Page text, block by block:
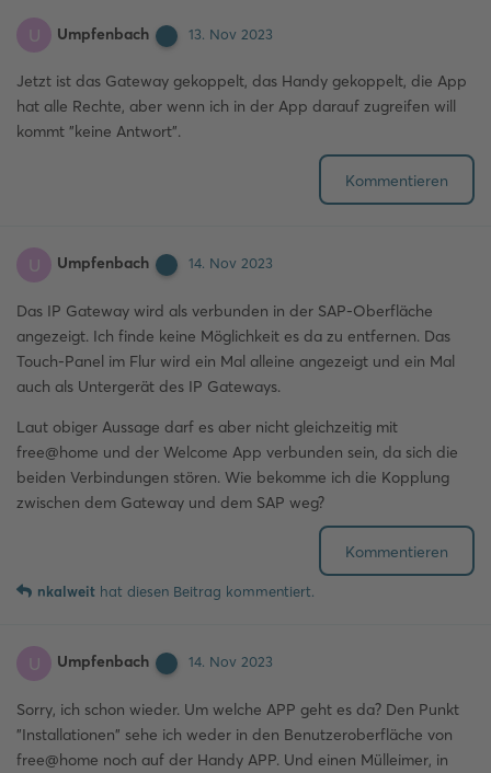
U Umpfenbach 13. Nov 2023
Jetzt ist das Gateway gekoppelt, das Handy gekoppelt, die App
hat alle Rechte, aber wenn ich in der App darauf zugreifen will
kommt "keine Antwort".
Kommentieren
U Umpfenbach 14. Nov 2023
Das IP Gateway wird als verbunden in der SAP-Oberfläche
angezeigt. Ich finde keine Möglichkeit es da zu entfernen. Das
Touch-Panel im Flur wird ein Mal alleine angezeigt und ein Mal
auch als Untergerät des IP Gateways.
Laut obiger Aussage darf es aber nicht gleichzeitig mit
free@home und der Welcome App verbunden sein, da sich die
beiden Verbindungen stören. Wie bekomme ich die Kopplung
zwischen dem Gateway und dem SAP weg?
Kommentieren
nkalweit hat diesen Beitrag kommentiert.
U Umpfenbach 14. Nov 2023
Sorry, ich schon wieder. Um welche APP geht es da? Den Punkt
"Installationen" sehe ich weder in den Benutzeroberfläche von
free@home noch auf der Handy APP. Und einen Mülleimer, in